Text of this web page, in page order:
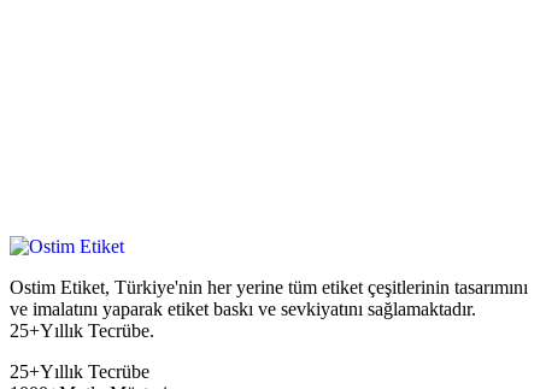
Ostim Etiket, Türkiye'nin her yerine tüm etiket çeşitlerinin tasarımını
ve imalatını yaparak etiket baskı ve sevkiyatını sağlamaktadır.
25+Yıllık Tecrübe.
25+Yıllık Tecrübe